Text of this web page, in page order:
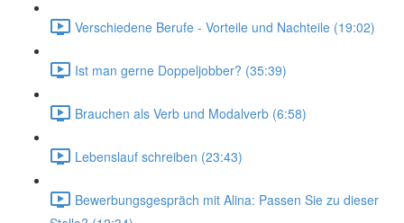
Verschiedene Berufe - Vorteile und Nachteile (19:02)
Ist man gerne Doppeljobber? (35:39)
Brauchen als Verb und Modalverb (6:58)
Lebenslauf schreiben (23:43)
Bewerbungsgespräch mit Alina: Passen Sie zu dieser